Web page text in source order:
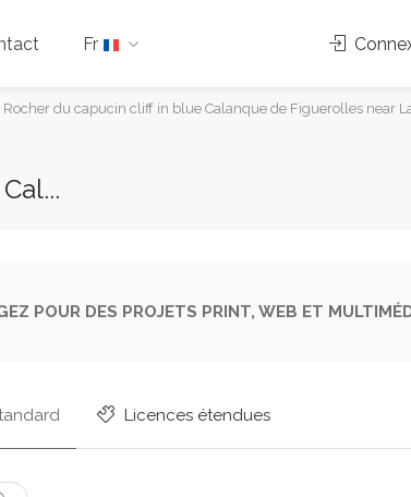
Fr
Rocher du capucin cliff in blue Calanque de Figuerolles near La
POUR DES PROJETS PRINT, WEB ET
Licences étendues